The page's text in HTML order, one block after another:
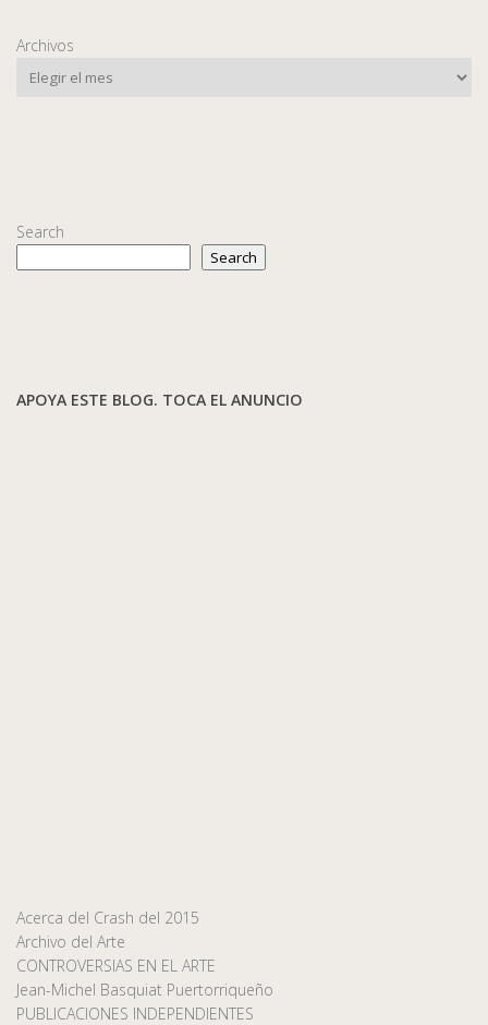
Archivos
Search
Search
APOYA ESTE BLOG. TOCA EL ANUNCIO
Acerca del Crash del 2015
Archivo del Arte
CONTROVERSIAS EN EL ARTE
Jean-Michel Basquiat Puertorriqueño
PUBLICACIONES INDEPENDIENTES